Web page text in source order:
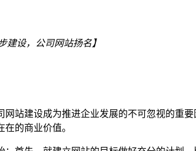
建设，公司网站扬名】
站建设成为推进企业发展的不可忽视的重
的商业价值。